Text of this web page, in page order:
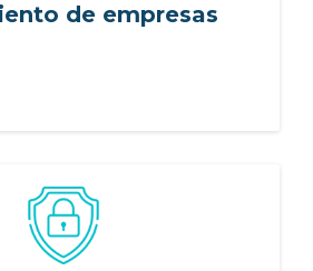
de empresas